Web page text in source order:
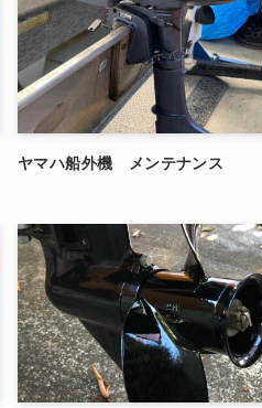
ヤマハ船外機 メンテナンス